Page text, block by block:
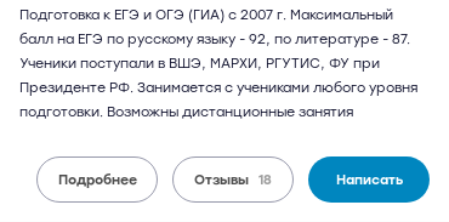
Подготовка к ЕГЭ и ОГЭ (ГИА) с 2007 г. Максимальный
балл на ЕГЭ по русскому языку - 92, по литературе - 87.
Ученики поступали в ВШЭ, МАРХИ, РГУТИС, ФУ при
Президенте РФ. Занимается с учениками любого уровня
подготовки. Возможны дистанционные занятия
Подробнее Отзывы 18 Написать